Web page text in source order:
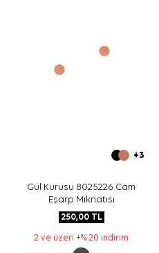
+3
Gül Kurusu 8025226 Cam
Eşarp Mıknatısı
250,00TL
2 ve üzeri +% 20 indirim